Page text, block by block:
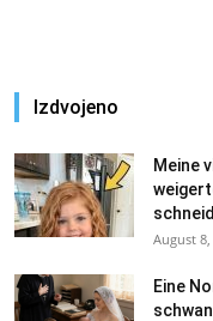
Izdvojeno
Meine
August 8,
Eine